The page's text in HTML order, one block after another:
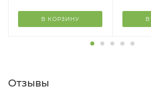
В КОРЗИНУ
Отзывы